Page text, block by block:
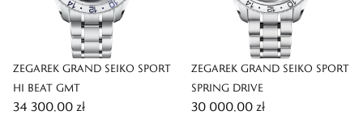
ZEGAREK GRAND SEIKO SPORT
HI BEAT GMT
34 300,00 zł
ZEGAREK GRAND SEIKO SPORT
SPRING DRIVE
30 000,00 zł